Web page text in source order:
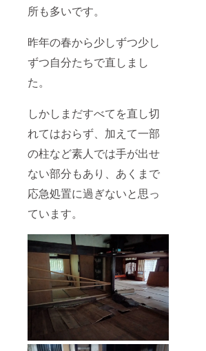
所も多いです。
昨年の春から少しずつ少し
ずつ自分たちで直しまし
た。
しかしまだすべてを直し切
れてはおらず、加えて一部
の柱など素人では手が出せ
ない部分もあり、あくまで
応急処置に過ぎないと思っ
ています。